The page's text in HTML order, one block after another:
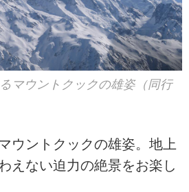
マウントクックの雄姿（同行
ウントクックの雄姿。地上
えない迫力の絶景をお楽し